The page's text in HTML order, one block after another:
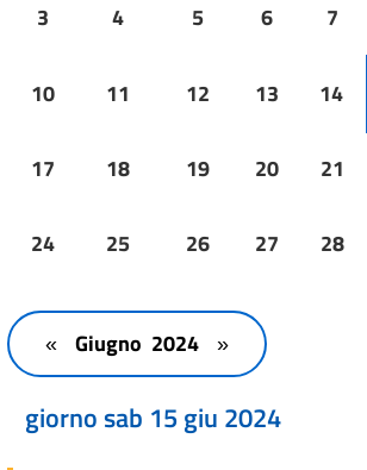
3 4 5 6 7
10 11 12 13 14
17 18 19 20 21
24 25 26 27 28
« Giugno 2024 »
giorno sab 15 giu 2024